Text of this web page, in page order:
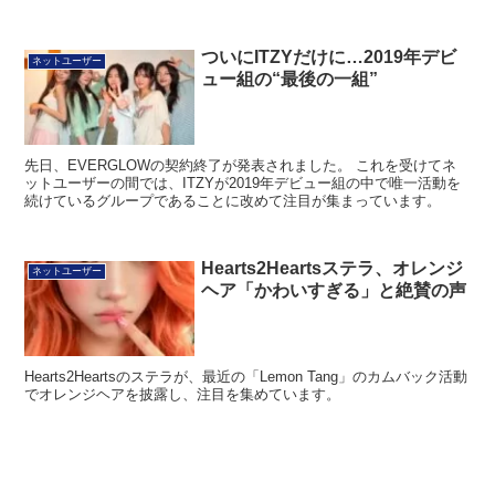
ネットユーザー
ついにITZYだけに…2019年デビ
ュー組の“最後の一組”
先日、EVERGLOWの契約終了が発表されました。 これを受けてネ
ットユーザーの間では、ITZYが2019年デビュー組の中で唯一活動を
続けているグループであることに改めて注目が集まっています。
ネットユーザー
Hearts2Heartsステラ、オレンジ
ヘア「かわいすぎる」と絶賛の声
Hearts2Heartsのステラが、最近の「Lemon Tang」のカムバック活動
でオレンジヘアを披露し、注目を集めています。